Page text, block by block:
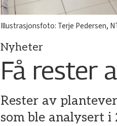
Illustrasjonsfoto: Terje Pedersen,
Nyheter
Få rester
Rester av
som ble analysert i